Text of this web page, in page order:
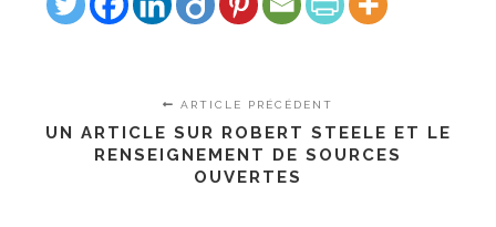
ARTICLE PRÉCÉDENT
UN ARTICLE SUR ROBERT STEELE ET LE
RENSEIGNEMENT DE SOURCES
OUVERTES